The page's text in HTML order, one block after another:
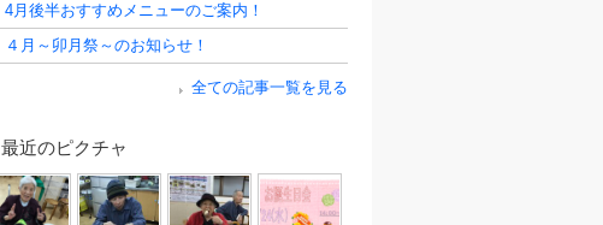
4月後半おすすめメニューのご案内！
４月～卯月祭～のお知らせ！
全ての記事一覧を見る
最近のピクチャ